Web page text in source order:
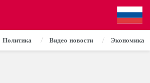
Политика Видео новости Экономика